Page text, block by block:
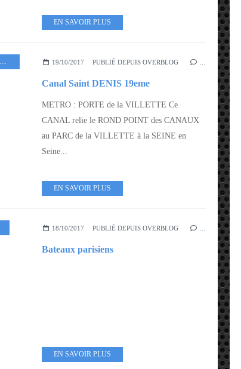
EN SAVOIR PLUS
ARROND 19EME - 20EME
19/10/2017 PUBLIÉ DEPUIS OVERBLOG …
Canal Saint DENIS 19eme
METRO : PORTE de la VILLETTE Ce
CANAL relie le ROND POINT des CANAUX
au PARC de la VILLETTE à la SEINE en
Seine...
EN SAVOIR PLUS
18/10/2017 PUBLIÉ DEPUIS OVERBLOG …
Bateaux parisiens
EN SAVOIR PLUS